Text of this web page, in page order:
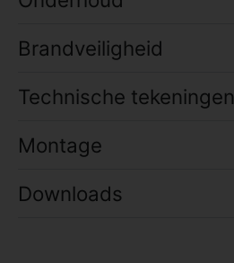
Brandveiligheid
Technische tekeningen
Montage
Downloads